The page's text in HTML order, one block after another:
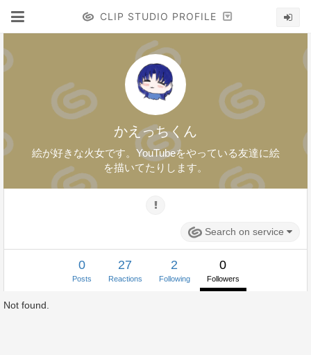
CLIP STUDIO PROFILE
かえっちくん
絵が好きな火女です。YouTubeをやっている友達に絵
を描いてたりします。
Search on service
0
Posts
27
Reactions
2
Following
0
Followers
Not found.